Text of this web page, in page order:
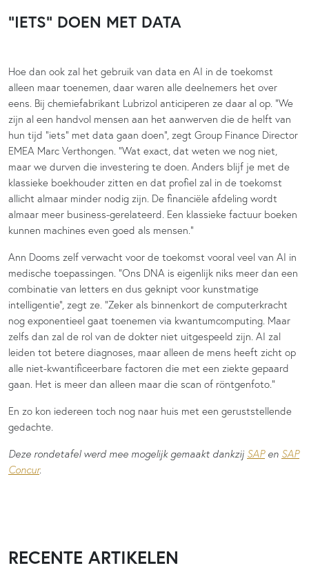
“IETS” DOEN MET DATA
Hoe dan ook zal het gebruik van data en AI in de toekomst
alleen maar toenemen, daar waren alle deelnemers het over
eens. Bij chemiefabrikant Lubrizol anticiperen ze daar al op. “We
zijn al een handvol mensen aan het aanwerven die de helft van
hun tijd “iets” met data gaan doen”, zegt Group Finance Director
EMEA Marc Verthongen. “Wat exact, dat weten we nog niet,
maar we durven die investering te doen. Anders blijf je met de
klassieke boekhouder zitten en dat profiel zal in de toekomst
allicht almaar minder nodig zijn. De financiële afdeling wordt
almaar meer business-gerelateerd. Een klassieke factuur boeken
kunnen machines even goed als mensen.”
Ann Dooms zelf verwacht voor de toekomst vooral veel van AI in
medische toepassingen. “Ons DNA is eigenlijk niks meer dan een
combinatie van letters en dus geknipt voor kunstmatige
intelligentie”, zegt ze. “Zeker als binnenkort de computerkracht
nog exponentieel gaat toenemen via kwantumcomputing. Maar
zelfs dan zal de rol van de dokter niet uitgespeeld zijn. AI zal
leiden tot betere diagnoses, maar alleen de mens heeft zicht op
alle niet-kwantificeerbare factoren die met een ziekte gepaard
gaan. Het is meer dan alleen maar die scan of röntgenfoto.”
En zo kon iedereen toch nog naar huis met een geruststellende
gedachte.
Deze rondetafel werd mee mogelijk gemaakt dankzij SAPen SAP
Concur.
RECENTE ARTIKELEN